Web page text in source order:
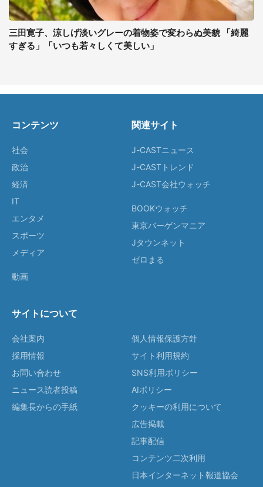
三田寛子、涼しげ淡いグレーの着物姿で変わらぬ美貌 「綺麗
すぎる」「いつも若々しくて美しい」
コンテンツ
社会
政治
経済
IT
エンタメ
スポーツ
メディア
動画
関連サイト
J-CASTニュース
J-CASTトレンド
J-CAST会社ウォッチ
BOOKウォッチ
東京バーゲンマニア
Jタウンネット
ゼロまる
サイトについて
会社案内
採用情報
お問い合わせ
ニュース読者投稿
編集長からの手紙
個人情報保護方針
サイト利用規約
SNS利用ポリシー
AIポリシー
クッキーの利用について
広告掲載
記事配信
コンテンツ二次利用
日本インターネット報道協会